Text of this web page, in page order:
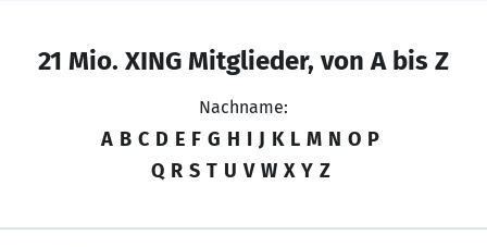
21 Mio. XING Mitglieder, von A bis Z
Nachname:
A B C D E F G H I J K L M N O P
Q R S T U V W X Y Z